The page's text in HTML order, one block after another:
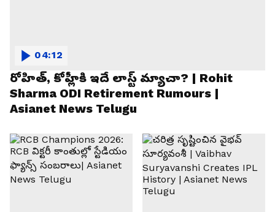
రోహిత్, కోహ్లీకి ఇదే లాస్ట్ మ్యాచా? | Rohit
Sharma ODI Retirement Rumours |
Asianet News Telugu
04:12